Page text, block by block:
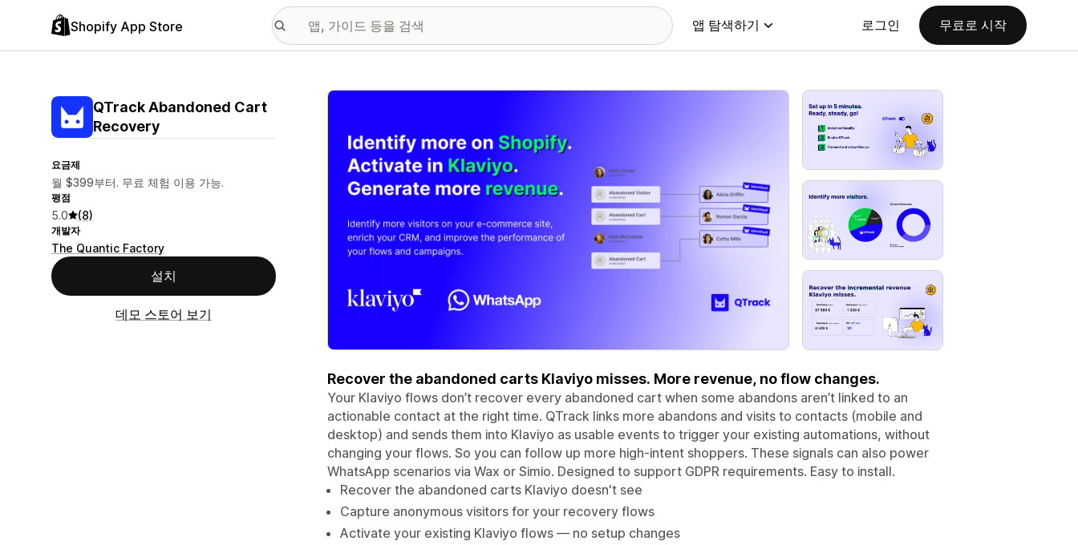
Shopify App Store 앱 탐색하기 로그인 무료로 시작
QTrack Abandoned Cart
Recovery
요금제
월 $399부터. 무료 체험 이용 가능.
평점
5.0 (8)
개발자
The Quantic Factory
설치
데모 스토어 보기
추천 이미지 갤러리
Recover the abandoned carts Klaviyo misses. More revenue, no flow changes.
Your Klaviyo flows don’t recover every abandoned cart when some abandons aren’t linked to an
actionable contact at the right time. QTrack links more abandons and visits to contacts (mobile and
desktop) and sends them into Klaviyo as usable events to trigger your existing automations, without
changing your flows. So you can follow up more high-intent shoppers. These signals can also power
WhatsApp scenarios via Wax or Simio. Designed to support GDPR requirements. Easy to install.
Recover the abandoned carts Klaviyo doesn't see
Capture anonymous visitors for your recovery flows
Activate your existing Klaviyo flows — no setup changes